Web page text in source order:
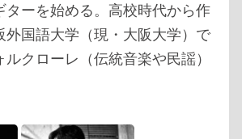
ターを始める。高校時代から作
外国語大学（現・大阪大学）で
クローレ（伝統音楽や民謡）